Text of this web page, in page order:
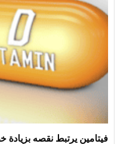
فيتامين يرتبط نقصه بزيادة